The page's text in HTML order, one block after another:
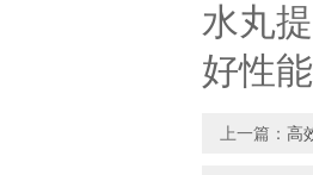
水丸
好性
上一篇： 高